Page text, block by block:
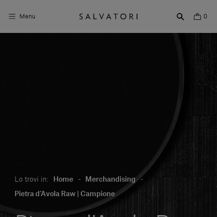
Menu 0
Chi siamo
Lo trovi in: Home - Merchandising -
Pietra d'Avola Raw | Campione